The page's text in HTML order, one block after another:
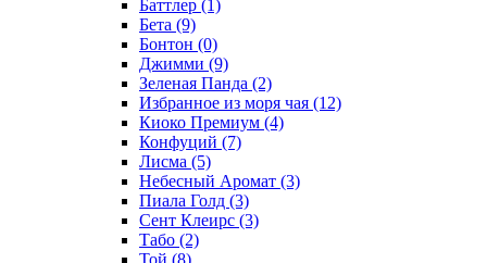
Баттлер (1)
Бета (9)
Бонтон (0)
Джимми (9)
Зеленая Панда (2)
Избранное из моря чая (12)
Киоко Премиум (4)
Конфуций (7)
Лисма (5)
Небесный Аромат (3)
Пиала Голд (3)
Сент Клеирс (3)
Табо (2)
Той (8)